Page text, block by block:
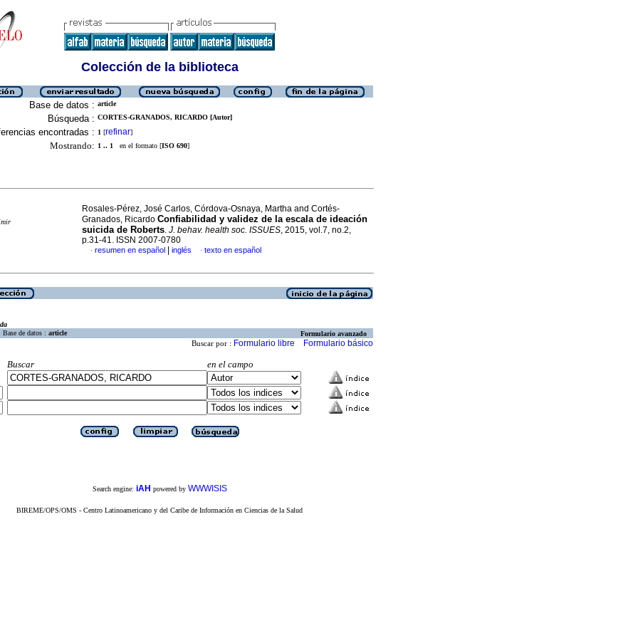
Colección de la biblioteca
Base de datos : article
Búsqueda : CORTES-GRANADOS, RICARDO [Autor]
encontradas : 1 [refinar]
Mostrando: 1 .. 1 en el formato [ISO 690]
Rosales-Pérez, José Carlos, Córdova-Osnaya, Martha and Cortés-
Granados, Ricardo Confiabilidad y validez de la escala de ideación
suicida de Roberts. J. behav. health soc. ISSUES, 2015, vol.7, no.2,
p.31-41. ISSN 2007-0780
· resumen en español inglés · texto en español
Base de datos : article Formulario avanzado
Buscar por : Formulario libre Formulario básico
Buscar
en el campo
Search engine: iAH powered by WWWISIS
BIREME/OPS/OMS - Centro Latinoamericano y del Caribe de Información en Ciencias de la Salud